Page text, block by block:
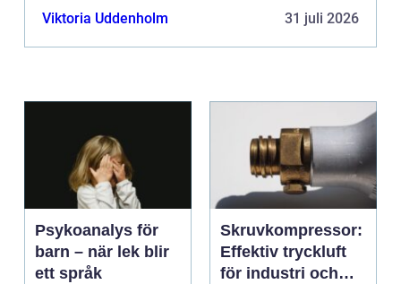
Viktoria Uddenholm 31 juli 2026
Psykoanalys för
barn – när lek blir
ett språk
Skruvkompressor:
Effektiv tryckluft
för industri och